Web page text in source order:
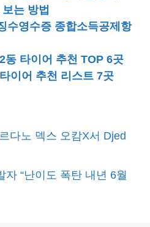
는 방법
수영수증 종합소득공제항
동 타이어 추천 TOP 6곳
이어 추천 리스트 7곳
다노 덱스 오캄X서 Djed
자 “난이도 폭탄 내년 6월